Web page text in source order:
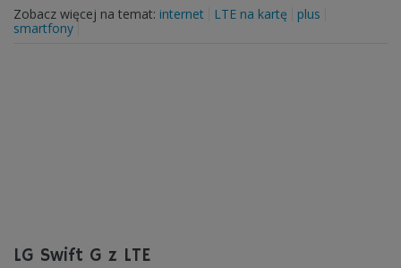
Zobacz więcej na temat: internet LTE na kartę
plus
smartfony
LG Swift G z LTE